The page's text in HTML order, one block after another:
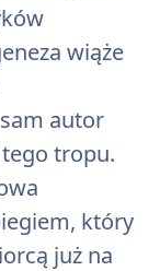
wiąże
autor
tropu.
który
już na